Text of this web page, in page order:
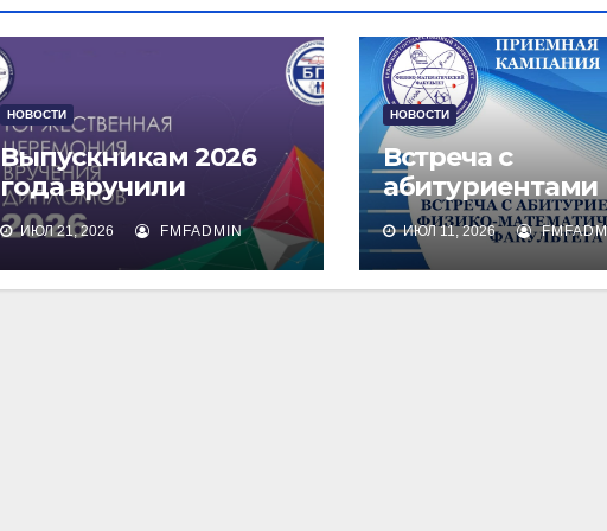
НОВОСТИ
Выпускникам 2026
года вручили
дипломы о высшем
образовании
ИЮЛ 21, 2026 FMFADMIN
НОВОСТИ
Встреча с
абитуриентами
физико-
факультета и их
ИЮЛ 11, 2026